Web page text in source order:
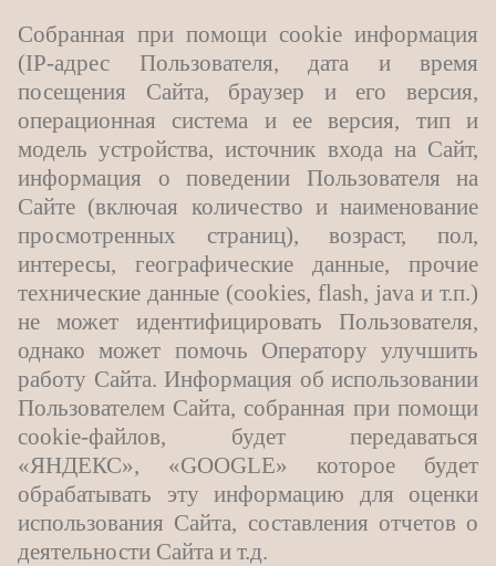
Собранная при помощи cookie информация
(IP-адрес Пользователя, дата и время
посещения Сайта, браузер и его версия,
операционная система и ее версия, тип и
модель устройства, источник входа на Сайт,
информация о поведении Пользователя на
Сайте (включая количество и наименование
просмотренных страниц), возраст, пол,
интересы, географические данные, прочие
технические данные (cookies, flash, java и т.п.)
не может идентифицировать Пользователя,
однако может помочь Оператору улучшить
работу Сайта. Информация об использовании
Пользователем Сайта, собранная при помощи
cookie-файлов, будет передаваться
«ЯНДЕКС», «GOOGLE» которое будет
обрабатывать эту информацию для оценки
использования Сайта, составления отчетов о
деятельности Сайта и т.д.